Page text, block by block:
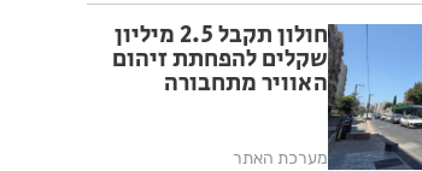
חולון תקבל 2.5 מיליון
שקלים להפחתת זיהום
האוויר מתחבורה
מערכת האתר